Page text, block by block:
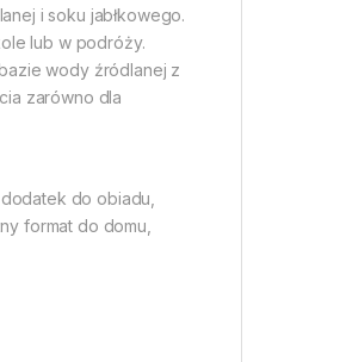
i soku jabłkowego.
lub w podróży.
wody źródlanej z
zarówno dla
do obiadu,
format do domu,